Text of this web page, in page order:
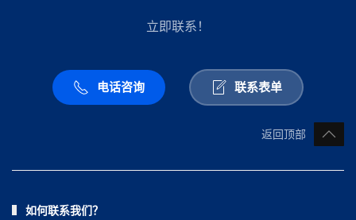
立即联系！
电话咨询 联系表单
返回顶部
如何联系我们？